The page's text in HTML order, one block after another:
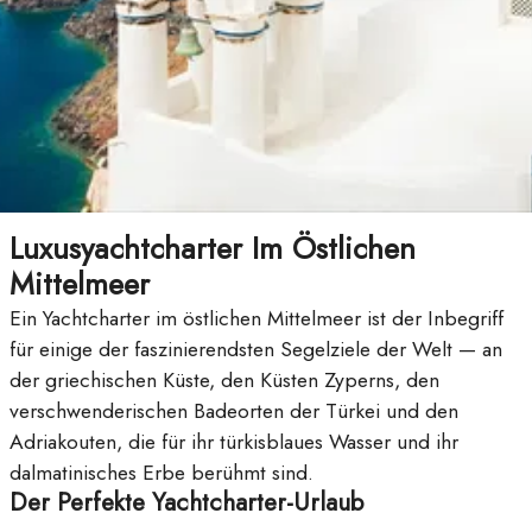
Luxusyachtcharter Im Östlichen
Mittelmeer
Ein Yachtcharter im östlichen Mittelmeer ist der Inbegriff
für einige der faszinierendsten Segelziele der Welt — an
der griechischen Küste, den Küsten Zyperns, den
verschwenderischen Badeorten der Türkei und den
Adriakouten, die für ihr türkisblaues Wasser und ihr
dalmatinisches Erbe berühmt sind.
Der Perfekte Yachtcharter-Urlaub